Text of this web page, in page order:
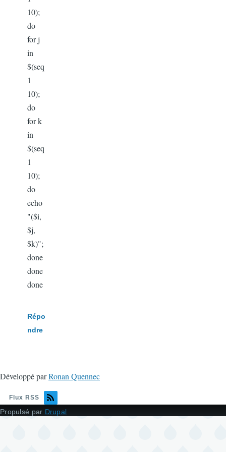
10);
do
for j
in
$(seq
1
10);
do
for k
in
$(seq
1
10);
do
echo
"($i,
$j,
$k)";
done
done
done
Répo
ndre
Développé parRonan Quennec
Flux RSS
Propulsé par Drupal